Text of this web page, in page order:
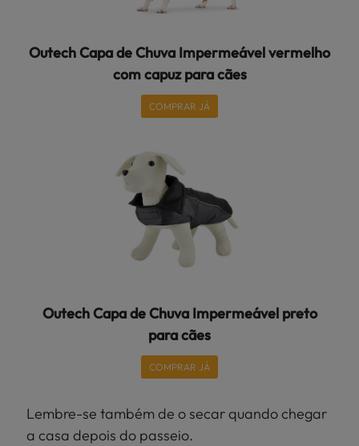
Outech Capa de Chuva Impermeável preto
para cães
COMPRAR JÁ
Outech Capa de Chuva Impermeável vermelho
com capuz para cães
COMPRAR JÁ
Lembre-se também de o secar quando chegar
a casa depois do passeio.